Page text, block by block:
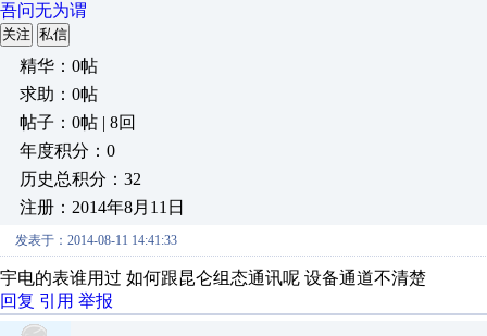
吾问无为谓
关注 私信
精华：0帖
求助：0帖
帖子：0帖 | 8回
年度积分：0
历史总积分：32
注册：2014年8月11日
发表于：2014-08-11 14:41:33
宇电的表谁用过 如何跟昆仑组态通讯呢 设备通道不清楚
回复 引用 举报